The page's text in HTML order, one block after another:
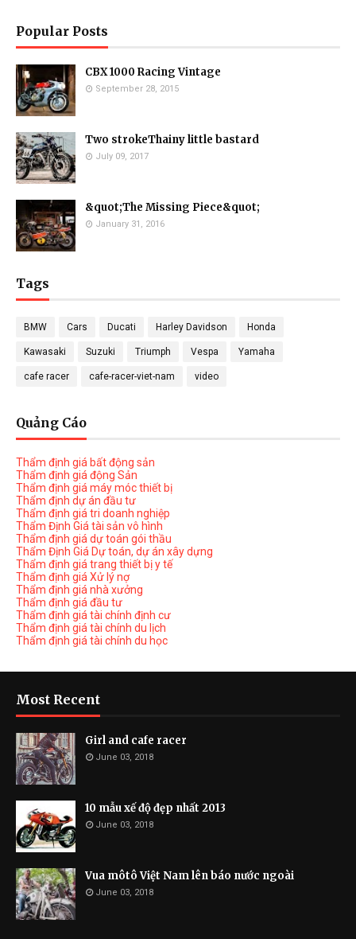
Popular Posts
CBX 1000 Racing Vintage
September 28, 2015
Two strokeThainy little bastard
July 09, 2017
&quot;The Missing Piece&quot;
January 31, 2016
Tags
BMW Cars Ducati Harley Davidson Honda
Kawasaki Suzuki Triumph Vespa Yamaha
cafe racer cafe-racer-viet-nam video
Quảng Cáo
Thẩm định giá bất động sản
Thẩm định giá động Sản
Thẩm định giá máy móc thiết bị
Thẩm định dự án đầu tư
Thẩm định giá tri doanh nghiệp
Thẩm Định Giá tài sản vô hình
Thẩm định giá dự toán gói thầu
Thẩm Định Giá Dự toán, dự án xây dựng
Thẩm định giá trang thiết bị y tế
Thẩm định giá Xử lý nợ
Thẩm định giá nhà xưởng
Thẩm định giá đầu tư
Thẩm định giá tài chính định cư
Thẩm định giá tài chính du lịch
Thẩm định giá tài chính du học
Most Recent
Girl and cafe racer
June 03, 2018
10 mẫu xế độ đẹp nhất 2013
June 03, 2018
Vua môtô Việt Nam lên báo nước ngoài
June 03, 2018